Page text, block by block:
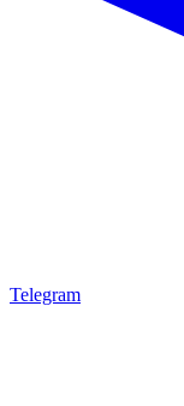
Telegram